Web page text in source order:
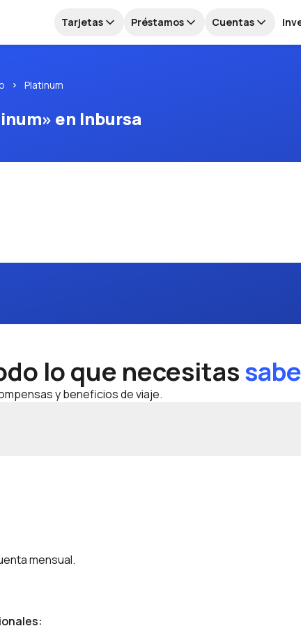
Tarjetas Préstamos Cuentas
Platinum
en Inbursa
lo que necesitas
y beneficios de viaje.
mensual.
: